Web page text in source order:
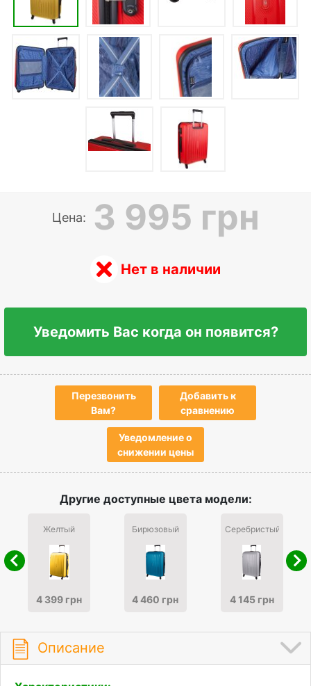
Цена: 3 995 грн
Нет в наличии
Уведомить Вас когда он появится?
Перезвонить
Вам?
Добавить к
сравнению
Уведомление о
снижении цены
Другие доступные цвета модели:
Желтый
4 399 грн
Бирюзовый
4 460 грн
Серебристый
4 145 грн
Описание